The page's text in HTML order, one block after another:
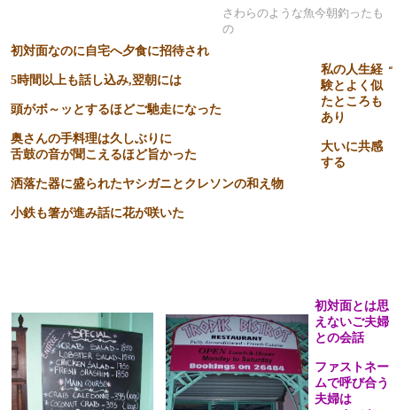
さわらのような魚今朝釣ったも
の
初対面とは思
えないご夫婦
との会話
ファストネー
ムで呼び合う
夫婦は
初対面なのに自宅へ夕食に招待され
5時間以上も話し込み,翌朝には
頭がボ～ッとするほどご馳走になった
奥さんの手料理は久しぶりに
舌鼓の音が聞こえるほど旨かった
洒落た器に盛られたヤシガニとクレソンの和え物
小鉄も箸が進み話に花が咲いた
への情熱が
私の人生経
験とよく似
たところも
あり
大いに共感
する